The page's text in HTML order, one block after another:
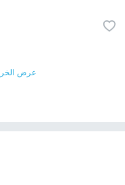
عرض